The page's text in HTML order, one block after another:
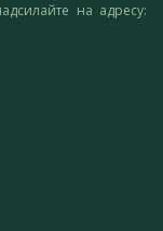
на адресу: